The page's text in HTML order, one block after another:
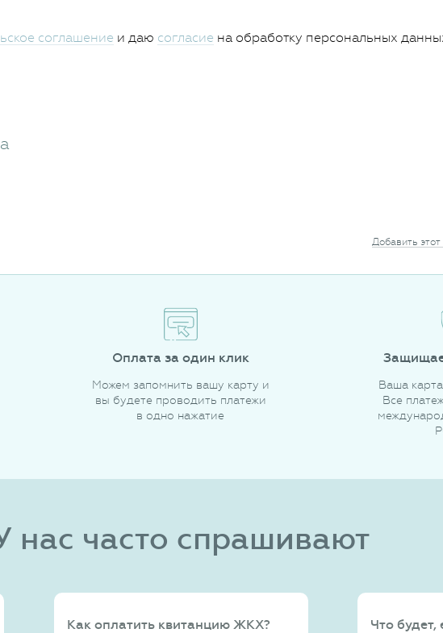
соглашение и даю согласие на обработку персональных
Добавить
Оплата за один клик
Можем запомнить вашу карту и
вы будете проводить платежи
в одно нажатие
Ваша
Все
нас часто спрашивают
Как оплатить квитанцию ЖКХ?
Что будет,